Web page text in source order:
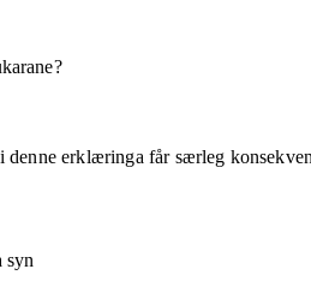
denne erklæringa får særleg
syn